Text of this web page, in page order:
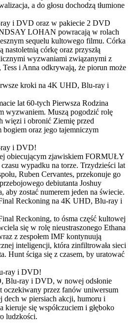
a do głosu dochodzą tłumione
i DVD oraz w pakiecie 2 DVD
LOHAN powracają w rolach
sequelu kultowego filmu. Córka
nastoletnią córkę oraz przyszłą
wyzwaniami związanymi z
Tess i Anna odkrywają, że piorun może
kroki na 4K UHD, Blu-ray i
lat 60-tych Pierwsza Rodzina
wyzwaniem. Muszą pogodzić rolę
więzi i obronić Ziemię przed
oraz jego tajemniczym
i DVD!
obiecującym zjawiskiem FORMUŁY
wypadku na torze. Trzydzieści lat
Ruben Cervantes, przekonuje go
debiutanta Joshuy
aby zostać numerem jeden na świecie.
Reckoning na 4K UHD, Blu-ray i
Reckoning, to ósma część kultowej
się w rolę nieustraszonego Ethana
z zespołem IMF kontynuują
inteligencji, która zinfiltrowała sieci
Hunt ściga się z czasem, by uratować
ray i DVD!
Blu-ray i DVD, w nowej odsłonie
oczekiwany przez fanów uniwersum
dech w piersiach akcji, humoru i
kieruje się współczuciem i głęboko
ludzkości.